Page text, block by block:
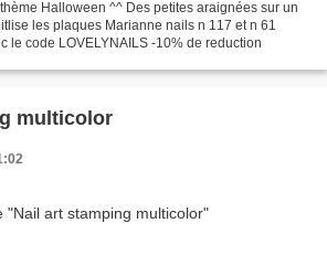
Halloween ^^ Des petites araignées sur un
les plaques Marianne nails n 117 et n 61
le code LOVELYNAILS -10% de reduction
multicolor